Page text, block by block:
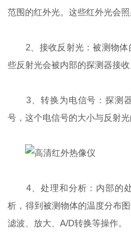
范围的红外光。这些红外光会照
2、接收反射光：被测物体
些反射光会被内部的探测器接收
3、转换为电信号：探测器
号，这个电信号的大小与反射光
4、处理和分析：内部的处
析，得到被测物体的温度分布
滤波、放大、A/D转换等操作。